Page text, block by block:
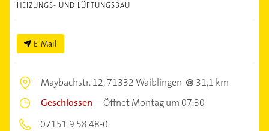
HEIZUNGS- UND LÜFTUNGSBAU
E-Mail
Maybachstr. 12,71332 Waiblingen
31,1 km
Geschlossen –Öffnet Montag um 07:30
07151 9 58 48-0